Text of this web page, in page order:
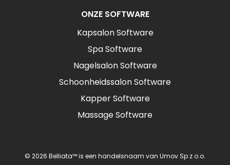
ONZE SOFTWARE
Kapsalon Software
Spa Software
Nagelsalon Software
Schoonheidssalon Software
Kapper Software
Massage Software
© 2026 Belliata™ is een handelsnaam van Umov Sp z o.o.